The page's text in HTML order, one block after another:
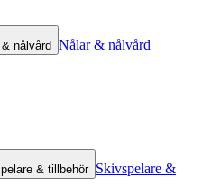
nålvård Nålar & nålvård
& tillbehör Skivspelare &